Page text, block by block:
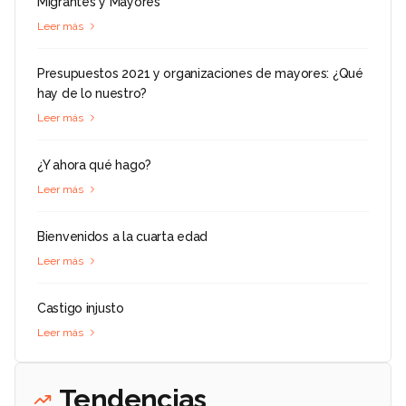
Leer más
Presupuestos 2021 y organizaciones de mayores: ¿Qué
hay de lo nuestro?
Leer más
¿Y ahora qué hago?
Leer más
Bienvenidos a la cuarta edad
Leer más
Castigo injusto
Leer más
Tendencias